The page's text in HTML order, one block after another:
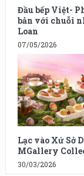
Đầu bếp Việt-
bản với chuỗi
Loan
07/05/2026
Lạc vào Xứ Sở
MGallery
30/03/2026